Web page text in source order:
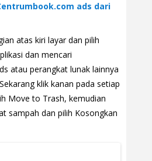
ads dari
atas kiri layar dan pilih
dan mencari
atau perangkat lunak lainnya
klik kanan pada setiap
Move to Trash, kemudian
sampah dan pilih Kosongkan